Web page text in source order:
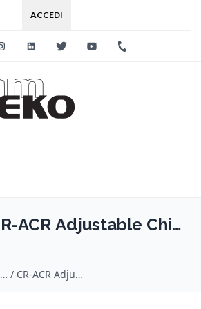
ACCEDI
InstagramLinkedinTwitter Youtube
ACR Adjustable Chin
accessori per archi / NS Design / CR-ACR Adjustable Chin Rest